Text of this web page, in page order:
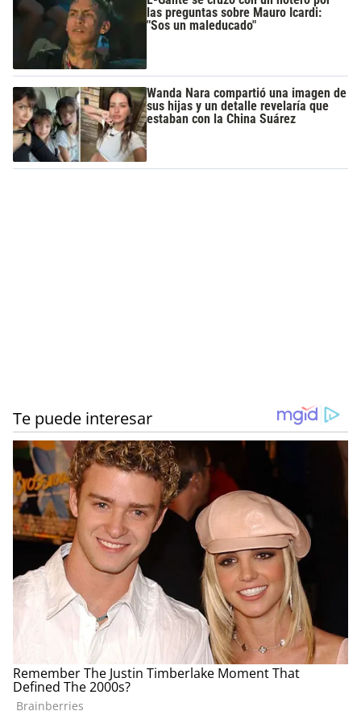
las preguntas sobre Mauro Icardi:
"Sos un maleducado"
Wanda Nara compartió una imagen de
sus hijas y un detalle revelaría que
estaban con la China Suárez